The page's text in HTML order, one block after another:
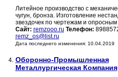
Литейное производство с
чугун, бронза. Изготовление
звездочек по чертежам и
Сайт: remzooo.ru Телефон:
remz_os@list.ru
Дата последнего изменения: 10.04.2019
4. Оборонно-Промышленная
Металлургическая Компания